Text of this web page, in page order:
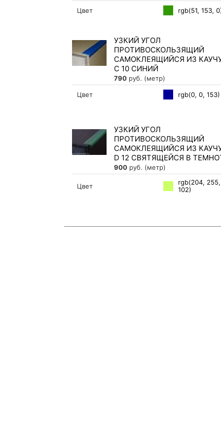
Цвет rgb(51, 153,
УЗКИЙ УГОЛ
ПРОТИВОСКОЛЬЗЯЩИЙ
САМОКЛЕЯЩИЙСЯ ИЗ
С 10 СИНИЙ
790 руб. (метр)
Цвет rgb(0, 0, 153)
УЗКИЙ УГОЛ
ПРОТИВОСКОЛЬЗЯЩИЙ
САМОКЛЕЯЩИЙСЯ ИЗ
D 12 СВЯТЯЩЕЙСЯ В
900 руб. (метр)
Цвет
rgb(204, 255,
102)